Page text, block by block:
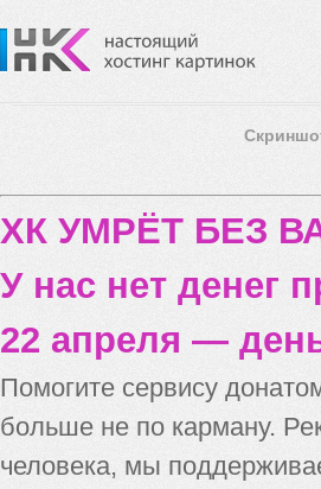
ХК УМРЁТ БЕЗ
У нас нет денег
22 апреля —
Помогите сервису
больше не по карману.
человека, мы